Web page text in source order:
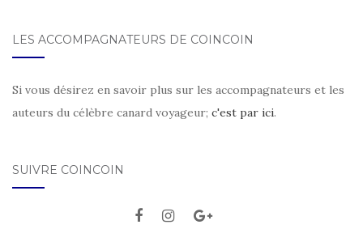
LES ACCOMPAGNATEURS DE COINCOIN
Si vous désirez en savoir plus sur les accompagnateurs et les
auteurs du célèbre canard voyageur; c'est par ici.
SUIVRE COINCOIN